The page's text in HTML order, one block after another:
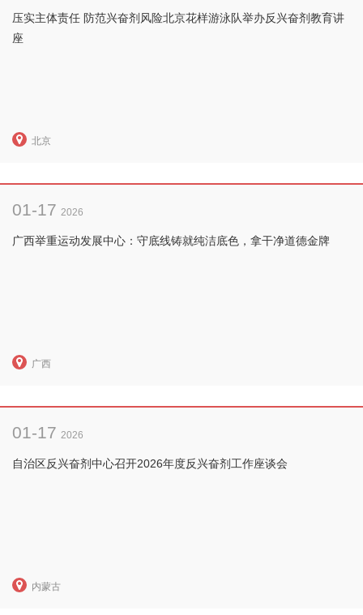
压实主体责任 防范兴奋剂风险北京花样游泳队举办反兴奋剂教育讲
座
北京
01-17 2026
广西举重运动发展中心：守底线铸就纯洁底色，拿干净道德金牌
广西
01-17 2026
自治区反兴奋剂中心召开2026年度反兴奋剂工作座谈会
内蒙古